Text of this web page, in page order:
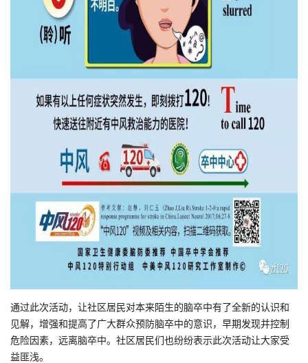
通过此次活动，让社区居民对本来陌生的脑卒中有了全新的认识和
见解，增强和提高了广大群众预防脑卒中的意识，早期发现并控制
危险因素，远离脑卒中。社区居民们也纷纷表示此次活动让大家受
益匪浅。